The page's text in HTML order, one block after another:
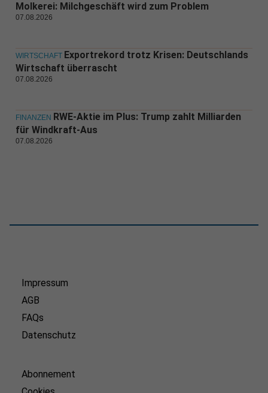
Molkerei: Milchgeschäft wird zum Problem
07.08.2026
WIRTSCHAFT Exportrekord trotz Krisen: Deutschlands
Wirtschaft überrascht
07.08.2026
FINANZEN RWE-Aktie im Plus: Trump zahlt Milliarden
für Windkraft-Aus
07.08.2026
Impressum
AGB
FAQs
Datenschutz
Abonnement